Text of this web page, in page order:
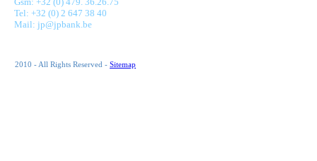
Tel: +32 (0) 2 647 38 40
Mail: jp@jpbank.be
2010 - All Rights Reserved - Sitemap